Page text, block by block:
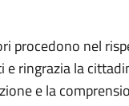
procedono nel
ringrazia la
e la